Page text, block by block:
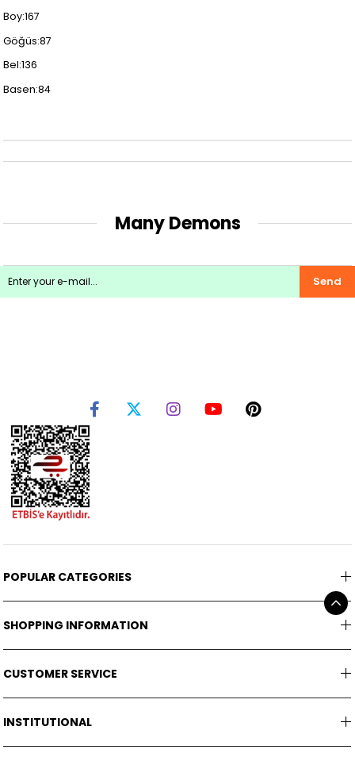
Boy:167
Göğüs:87
Bel:136
Basen:84
Many Demons
Send
POPULAR CATEGORIES
SHOPPING INFORMATION
CUSTOMER SERVICE
INSTITUTIONAL